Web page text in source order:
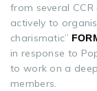
from several
actively to
charismatic”
in response to
to work on a
members.